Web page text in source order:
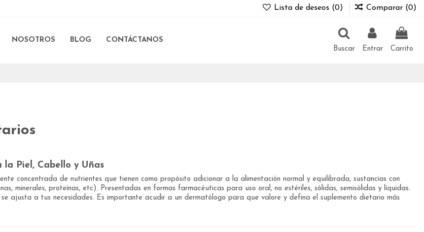
Lista de deseos (0) Comparar (0)
NOSOTROS BLOG
CONTÁCTANOS
Buscar
Entrar Carrito
la Piel, Cabello y Uñas
concentrada de nutrientes que tienen como propósito adicionar a la alimentación normal y equilibrada, sustancias con
minerales, proteínas, etc). Presentadas en formas farmacéuticas para uso oral, no estériles, sólidas, semisólidas y líquidas.
ajusta a tus necesidades. Es importante acudir a un dermatólogo para que valore y defina el suplemento dietario más